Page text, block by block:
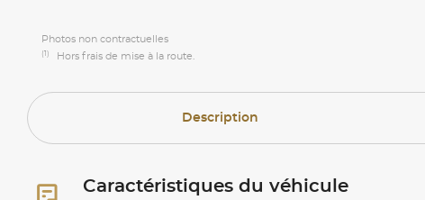
Photos non contractuelles
(1) Hors frais de mise à la route.
Description
Caractéristiques du véhicule